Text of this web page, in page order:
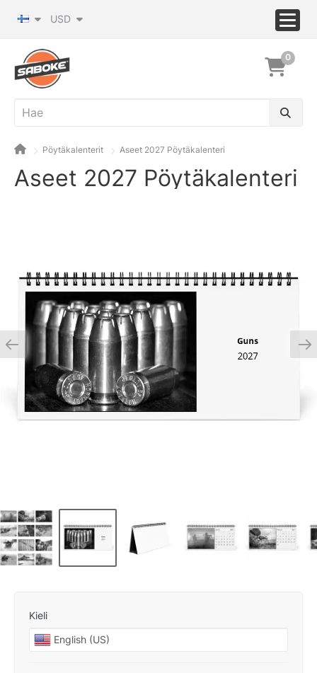
USD
0
Pöytäkalenterit Aseet 2027 Pöytäkalenteri
Aseet 2027 Pöytäkalenteri
Kieli